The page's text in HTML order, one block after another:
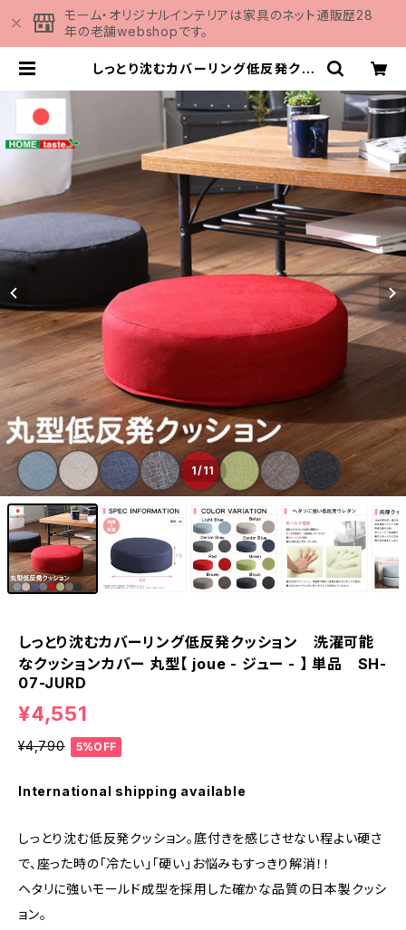
モーム・オリジナルインテリアは家具のネット通販歴28
年の老舗webshopです。
しっとり沈むカバーリング低反発クッ
丸型【 joue - ジュー - 】 単品 SH-
07-JURD | 家具の通販専門店 MO
MU
1/11
しっとり沈むカバーリング低反発クッション 洗濯可能
なクッションカバー 丸型【 joue - ジュー - 】 単品 SH-
07-JURD
¥4,551
¥4,790 5%OFF
International shipping available
しっとり沈む低反発クッション。底付きを感じさせない程よい硬さ
で、座った時の「冷たい」「硬い」お悩みもすっきり解消！！
ヘタリに強いモールド成型を採用した確かな品質の日本製クッシ
ョン。